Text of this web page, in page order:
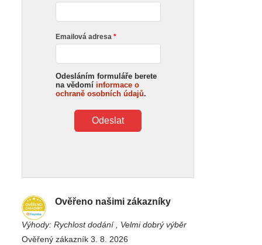
Emailová adresa
Odesláním formuláře berete
na vědomí informace o
ochraně osobních údajů.
Odeslat
Ověřeno našimi zákazníky
Výhody: Rychlost dodání , Velmi dobrý výběr
Ověřený zákazník 3. 8. 2026